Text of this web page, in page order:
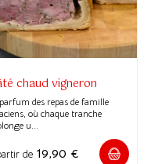
chaud vigneron
des repas de famille
où chaque tranche
u...
de 19,90 €